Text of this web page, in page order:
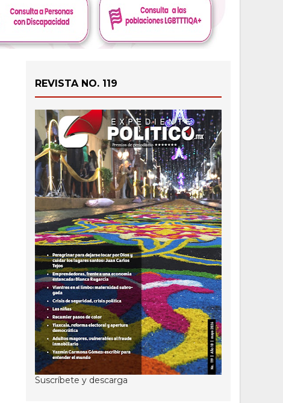
REVISTA NO. 119
Suscríbete y descarga